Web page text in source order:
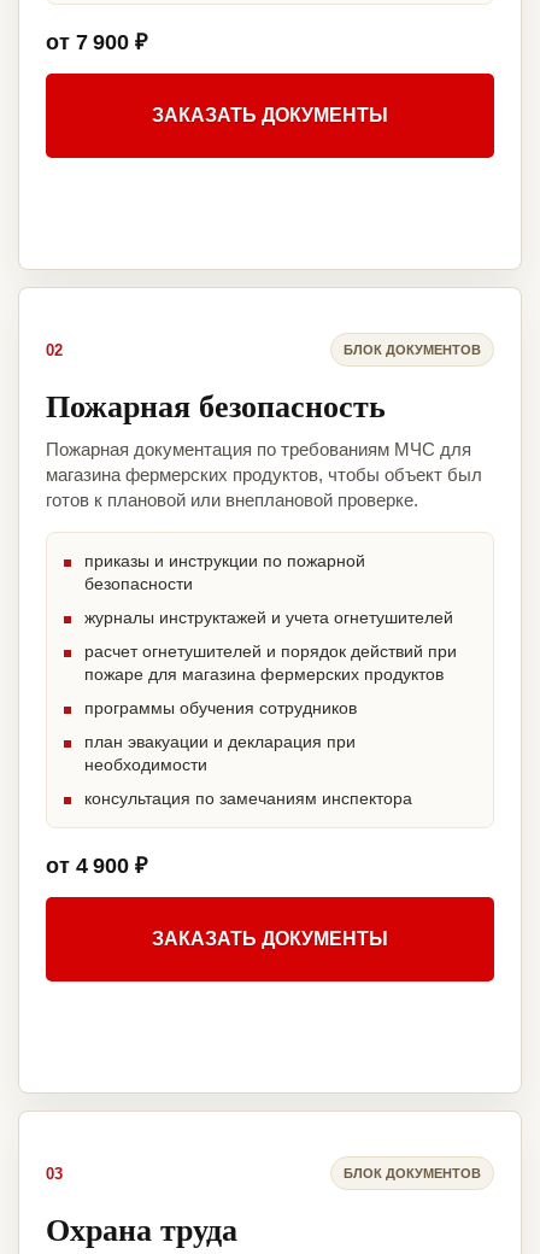
от 7 900 ₽
ЗАКАЗАТЬ ДОКУМЕНТЫ
02 БЛОК ДОКУМЕНТОВ
Пожарная безопасность
Пожарная документация по требованиям МЧС для
магазина фермерских продуктов, чтобы объект был
готов к плановой или внеплановой проверке.
приказы и инструкции по пожарной
безопасности
журналы инструктажей и учета огнетушителей
расчет огнетушителей и порядок действий при
пожаре для магазина фермерских продуктов
программы обучения сотрудников
план эвакуации и декларация при
необходимости
консультация по замечаниям инспектора
от 4 900 ₽
ЗАКАЗАТЬ ДОКУМЕНТЫ
03 БЛОК ДОКУМЕНТОВ
Охрана труда